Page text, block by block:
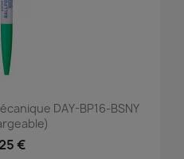
DAY-BP16-BSNY
€